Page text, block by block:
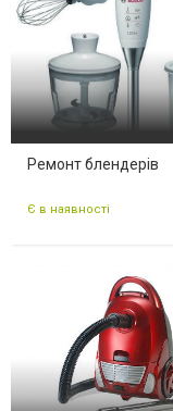
Ремонт блендерів
Є в наявності